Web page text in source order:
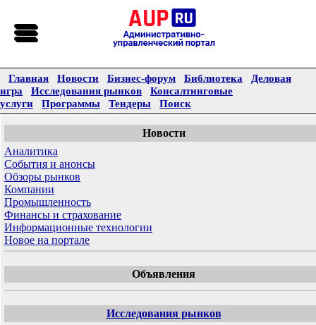
Главная Новости Бизнес-форум Библиотека
Деловая
игра
Исследования рынков
Консалтинговые
услуги
Программы Тендеры Поиск
Новости
Аналитика
События и анонсы
Обзоры рынков
Компании
Промышленность
Финансы и страхование
Информационные технологии
Новое на портале
Объявления
Исследования рынков